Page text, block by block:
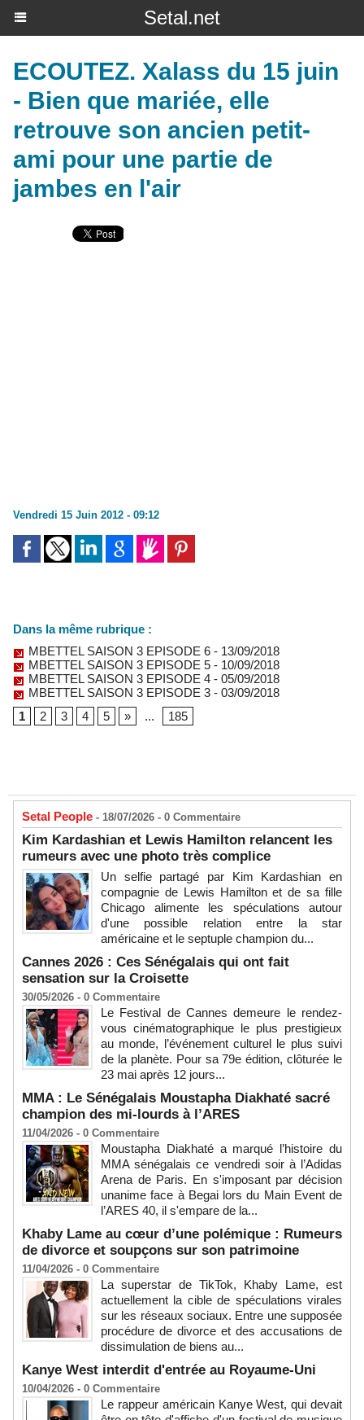
Setal.net
ECOUTEZ. Xalass du 15 juin
- Bien que mariée, elle
retrouve son ancien petit-
ami pour une partie de
jambes en l'air
Vendredi 15 Juin 2012 - 09:12
Dans la même rubrique :
MBETTEL SAISON 3 EPISODE 6 - 13/09/2018
MBETTEL SAISON 3 EPISODE 5 - 10/09/2018
MBETTEL SAISON 3 EPISODE 4 - 05/09/2018
MBETTEL SAISON 3 EPISODE 3 - 03/09/2018
1
2 3 4 5 » ... 185
Setal People - 18/07/2026 - 0 Commentaire
Kim Kardashian et Lewis Hamilton relancent les
rumeurs avec une photo très complice
Un selfie partagé par Kim Kardashian en
compagnie de Lewis Hamilton et de sa fille
Chicago alimente les spéculations autour
d'une possible relation entre la star
américaine et le septuple champion du...
Cannes 2026 : Ces Sénégalais qui ont fait
sensation sur la Croisette
30/05/2026 - 0 Commentaire
Le Festival de Cannes demeure le rendez-
vous cinématographique le plus prestigieux
au monde, l’événement culturel le plus suivi
de la planète. Pour sa 79e édition, clôturée le
23 mai après 12 jours...
MMA : Le Sénégalais Moustapha Diakhaté sacré
champion des mi-lourds à l’ARES
11/04/2026 - 0 Commentaire
Moustapha Diakhaté a marqué l’histoire du
MMA sénégalais ce vendredi soir à l’Adidas
Arena de Paris. En s'imposant par décision
unanime face à Begai lors du Main Event de
l’ARES 40, il s'empare de la...
Khaby Lame au cœur d’une polémique : Rumeurs
de divorce et soupçons sur son patrimoine
11/04/2026 - 0 Commentaire
La superstar de TikTok, Khaby Lame, est
actuellement la cible de spéculations virales
sur les réseaux sociaux. Entre une supposée
procédure de divorce et des accusations de
dissimulation de biens au...
Kanye West interdit d'entrée au Royaume-Uni
10/04/2026 - 0 Commentaire
Le rappeur américain Kanye West, qui devait